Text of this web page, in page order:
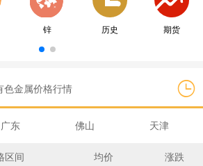
锌 历史 期货
色金属价格行情
广东 佛山 天津
区间 均价 涨跌